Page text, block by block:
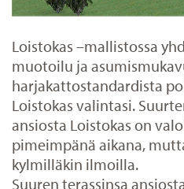
Loistokas –mallistossa
muotoilu ja
harjakattostandardista
Loistokas valintasi.
ansiosta Loistokas on
pimeimpänä aikana,
kylmilläkin ilmoilla.
Suuren terassinsa